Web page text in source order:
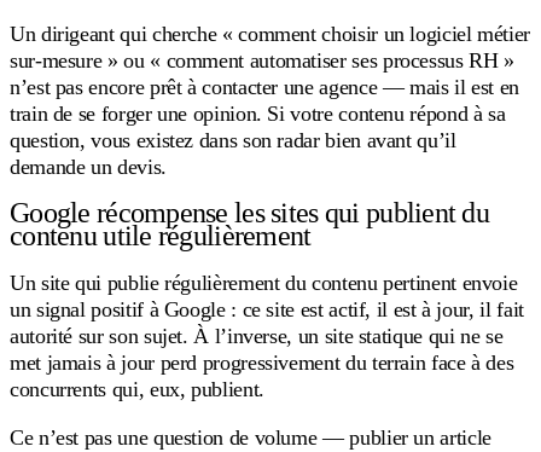
Un dirigeant qui cherche « comment choisir un logiciel métier
sur-mesure » ou « comment automatiser ses processus RH »
n’est pas encore prêt à contacter une agence — mais il est en
train de se forger une opinion. Si votre contenu répond à sa
question, vous existez dans son radar bien avant qu’il
demande un devis.
Google récompense les sites qui publient du
contenu utile régulièrement
Un site qui publie régulièrement du contenu pertinent envoie
un signal positif à Google : ce site est actif, il est à jour, il fait
autorité sur son sujet. À l’inverse, un site statique qui ne se
met jamais à jour perd progressivement du terrain face à des
concurrents qui, eux, publient.
Ce n’est pas une question de volume — publier un article